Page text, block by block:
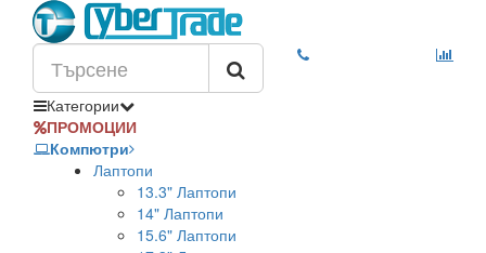
Категории
ПРОМОЦИИ
Компютри
Лаптопи
13.3" Лаптопи
14" Лаптопи
15.6" Лаптопи